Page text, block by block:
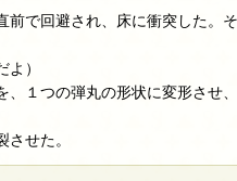
で回避され、床に衝突した
）
１つの弾丸の形状に変形させ
せた。